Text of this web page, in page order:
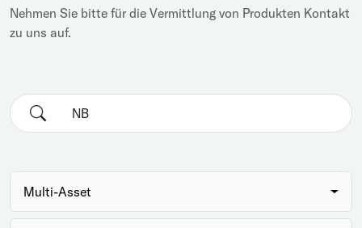
Nehmen Sie bitte für die Vermittlung von Produkten Kontakt
zu uns auf.
Multi-Asset